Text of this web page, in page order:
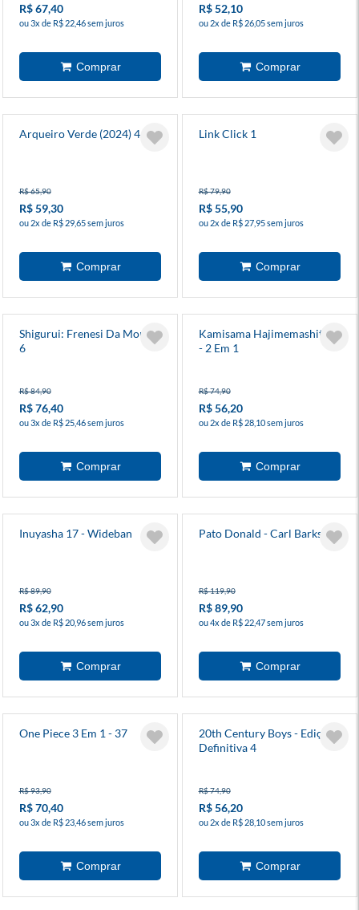
R$ 67,40
ou 3x de R$ 22,46 sem juros
R$ 52,10
ou 2x de R$ 26,05 sem juros
Arqueiro Verde (2024) 4
R$ 65,90
R$ 59,30
ou 2x de R$ 29,65 sem juros
Link Click 1
R$ 79,90
R$ 55,90
ou 2x de R$ 27,95 sem juros
Shigurui: Frenesi Da Morte
6
R$ 84,90
R$ 76,40
ou 3x de R$ 25,46 sem juros
Kamisama Hajimemashita 2
- 2 Em 1
R$ 74,90
R$ 56,20
ou 2x de R$ 28,10 sem juros
Inuyasha 17 - Wideban
R$ 89,90
R$ 62,90
ou 3x de R$ 20,96 sem juros
Pato Donald - Carl Barks 3
R$ 119,90
R$ 89,90
ou 4x de R$ 22,47 sem juros
One Piece 3 Em 1 - 37
R$ 93,90
R$ 70,40
ou 3x de R$ 23,46 sem juros
20th Century Boys - Edição
Definitiva 4
R$ 74,90
R$ 56,20
ou 2x de R$ 28,10 sem juros